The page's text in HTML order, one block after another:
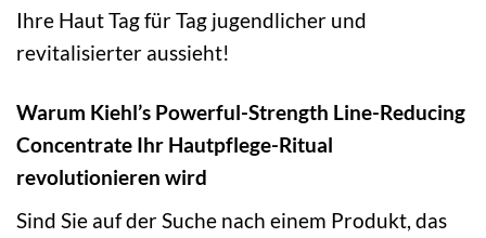
Ihre Haut Tag für Tag jugendlicher und
revitalisierter aussieht!
Warum Kiehl’s Powerful-Strength Line-Reducing
Concentrate Ihr Hautpflege-Ritual
revolutionieren wird
Sind Sie auf der Suche nach einem Produkt, das